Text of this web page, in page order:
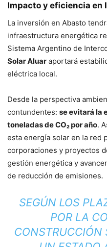
Impacto y eficiencia en
La inversión en Abasto
infraestructura energética
Sistema Argentino de
Solar Aluar aportará
eléctrica local.
Desde la perspectiva
contundentes: se evitará la
toneladas de CO₂ por año.
esta energía solar en la red
corporaciones y proyectos
gestión energética y
de reducción de emisiones.
SEGÚN LOS
POR LA
CONSTRUCCIÓN